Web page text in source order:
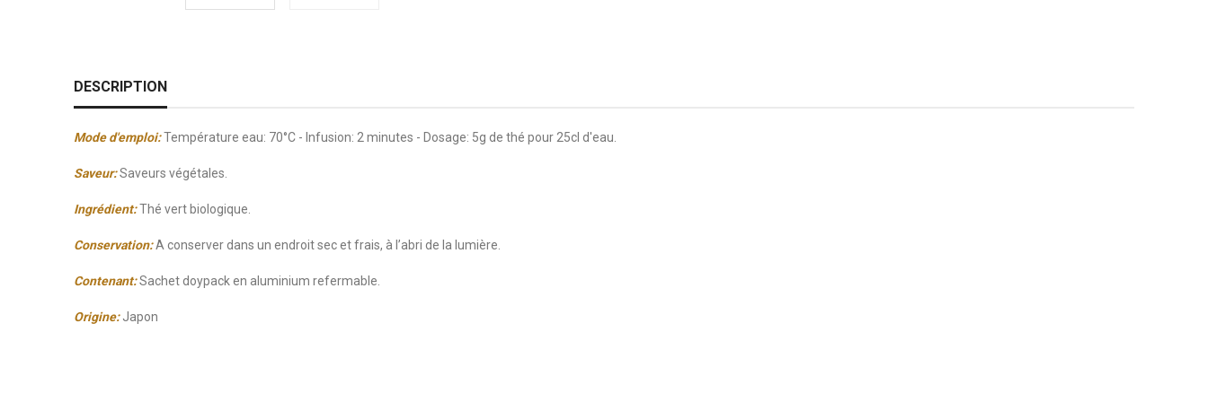
DESCRIPTION
Mode d'emploi:Température eau: 70°C - Infusion: 2 minutes - Dosage: 5g de thé pour 25cl d'eau.
Saveur:Saveurs végétales.
Ingrédient:Thé vert biologique.
Conservation:A conserver dans un endroit sec et frais, à l’abri de la lumière.
Contenant:Sachet doypack en aluminium refermable.
Origine:Japon